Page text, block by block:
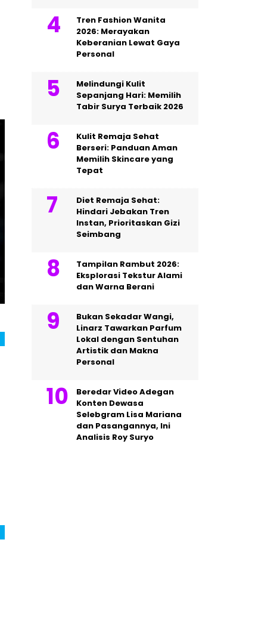
Tren Fashion Wanita
2026: Merayakan
Keberanian Lewat Gaya
Personal
Melindungi Kulit
Sepanjang Hari: Memilih
Tabir Surya Terbaik 2026
Kulit Remaja Sehat
Berseri: Panduan Aman
Memilih Skincare yang
Tepat
Diet Remaja Sehat:
Hindari Jebakan Tren
Instan, Prioritaskan Gizi
Seimbang
Tampilan Rambut 2026:
Eksplorasi Tekstur Alami
dan Warna Berani
Bukan Sekadar Wangi,
Linarz Tawarkan Parfum
Lokal dengan Sentuhan
Artistik dan Makna
Personal
Beredar Video Adegan
Konten Dewasa
Selebgram Lisa Mariana
dan Pasangannya, Ini
Analisis Roy Suryo